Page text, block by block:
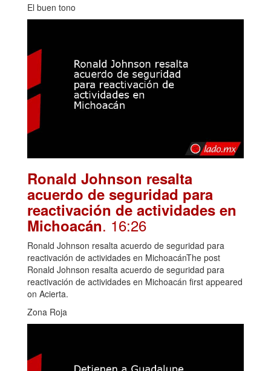
El buen tono
Ronald Johnson resalta
acuerdo de seguridad para
reactivación de actividades en
Michoacán. 16:26
Ronald Johnson resalta acuerdo de seguridad para
reactivación de actividades en MichoacánThe post
Ronald Johnson resalta acuerdo de seguridad para
reactivación de actividades en Michoacán first appeared
on Acierta.
Zona Roja